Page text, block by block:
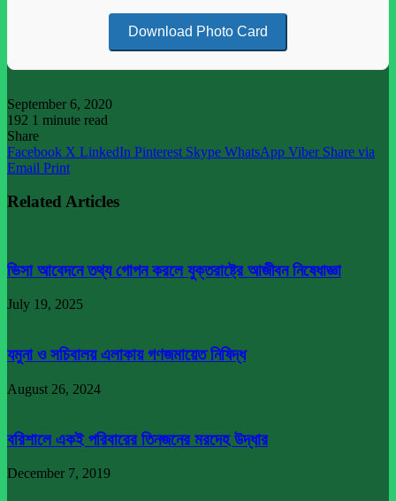
Download Photo Card
September 6, 2020
192 1 minute read
Share
Facebook X LinkedIn Pinterest Skype WhatsApp Viber Share via
Email Print
Related Articles
ভিসা আবেদনে তথ্য গোপন করলে যুক্তরাষ্ট্রে আজীবন নিষেধাজ্ঞা
July 19, 2025
যমুনা ও সচিবালয় এলাকায় গণজমায়েত নিষিদ্ধ
August 26, 2024
বরিশালে একই পরিবারের তিনজনের মরদেহ উদ্ধার
December 7, 2019